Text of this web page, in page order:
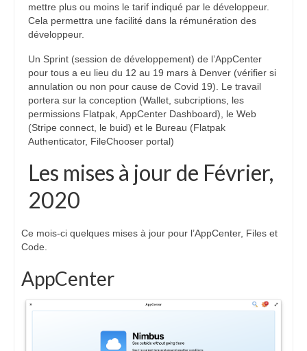
mettre plus ou moins le tarif indiqué par le développeur.
Cela permettra une facilité dans la rémunération des
développeur.
Un Sprint (session de développement) de l’AppCenter
pour tous a eu lieu du 12 au 19 mars à Denver (vérifier si
annulation ou non pour cause de Covid 19). Le travail
portera sur la conception (Wallet, subcriptions, les
permissions Flatpak, AppCenter Dashboard), le Web
(Stripe connect, le buid) et le Bureau (Flatpak
Authenticator, FileChooser portal)
Les mises à jour de Février,
2020
Ce mois-ci quelques mises à jour pour l’AppCenter, Files et
Code.
AppCenter